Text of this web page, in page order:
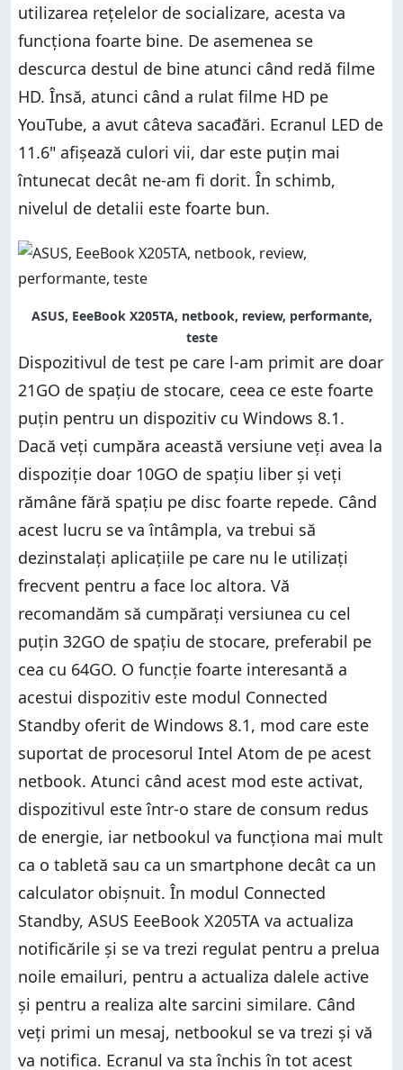
utilizarea rețelelor de socializare, acesta va
funcționa foarte bine. De asemenea se
descurca destul de bine atunci când redă filme
HD. Însă, atunci când a rulat filme HD pe
YouTube, a avut câteva sacađări. Ecranul LED de
11.6" afișează culori vii, dar este puțin mai
întunecat decât ne-am fi dorit. În schimb,
nivelul de detalii este foarte bun.
ASUS, EeeBook X205TA, netbook, review, performante,
teste
Dispozitivul de test pe care l-am primit are doar
21GO de spațiu de stocare, ceea ce este foarte
puțin pentru un dispozitiv cu Windows 8.1.
Dacă veți cumpăra această versiune veți avea la
dispoziție doar 10GO de spațiu liber și veți
rămâne fără spațiu pe disc foarte repede. Când
acest lucru se va întâmpla, va trebui să
dezinstalați aplicațiile pe care nu le utilizați
frecvent pentru a face loc altora. Vă
recomandăm să cumpărați versiunea cu cel
puțin 32GO de spațiu de stocare, preferabil pe
cea cu 64GO. O funcție foarte interesantă a
acestui dispozitiv este modul Connected
Standby oferit de Windows 8.1, mod care este
suportat de procesorul Intel Atom de pe acest
netbook. Atunci când acest mod este activat,
dispozitivul este într-o stare de consum redus
de energie, iar netbookul va funcționa mai mult
ca o tabletă sau ca un smartphone decât ca un
calculator obișnuit. În modul Connected
Standby, ASUS EeeBook X205TA va actualiza
notificările și se va trezi regulat pentru a prelua
noile emailuri, pentru a actualiza dalele active
și pentru a realiza alte sarcini similare. Când
veți primi un mesaj, netbookul se va trezi și vă
va notifica. Ecranul va sta închis în tot acest